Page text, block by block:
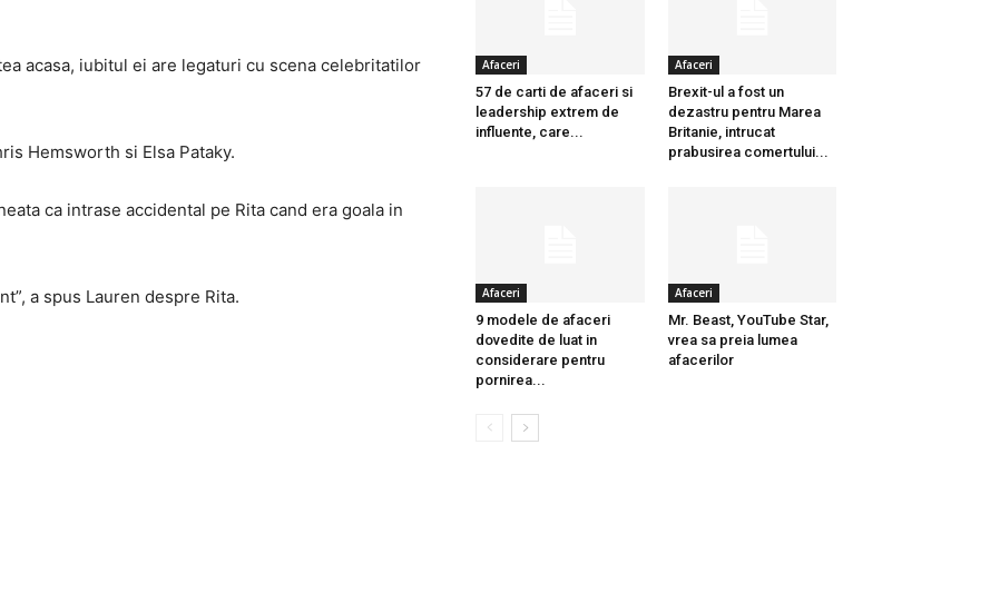
acasa, iubitul ei are legaturi cu scena celebritatilor
Hemsworth si Elsa Pataky.
ca intrase accidental pe Rita cand era goala in
a spus Lauren despre Rita.
Afaceri
57 de carti de afaceri si
leadership extrem de
influente, care...
Afaceri
Brexit-ul a fost un
dezastru pentru Marea
Britanie, intrucat
prabusirea comertului...
Afaceri
9 modele de afaceri
dovedite de luat in
considerare pentru
pornirea...
Afaceri
Mr. Beast, YouTube Star,
vrea sa preia lumea
afacerilor